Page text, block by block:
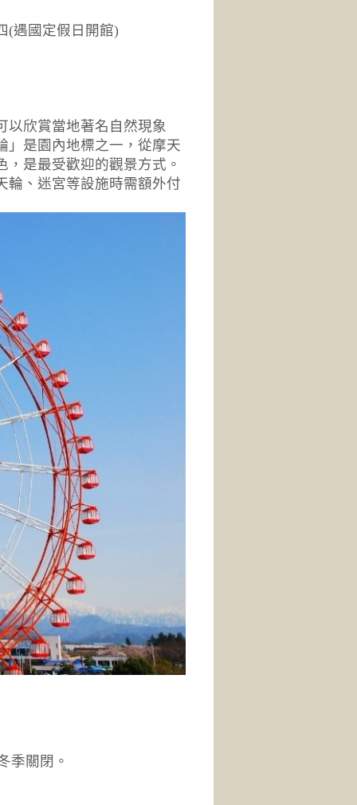
(遇國定假日開館)
以欣賞當地著名自然現象
」是園內地標之一，從摩天
是最受歡迎的觀景方式。
輪、迷宮等設施時需額外付
季關閉。